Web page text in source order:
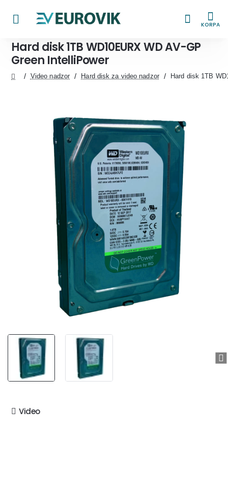
KORPA
Hard disk 1TB WD10EURX WD AV-GP
Green IntelliPower
Video nadzor Hard disk za video nadzor Hard disk 1TB
Video